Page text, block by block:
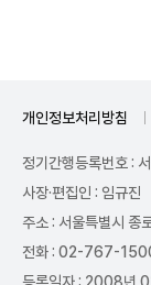
개인정보처리방침
정기간행등록번호 :
사장·편집인 : 임규진
주소 : 서울특별시
전화 : 02-767-